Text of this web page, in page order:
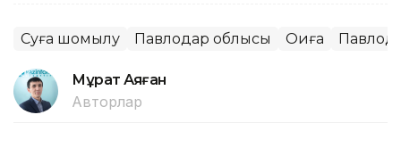
Суға шомылу Павлодар облысы Оқиға
Мұрат Аяған
Авторлар